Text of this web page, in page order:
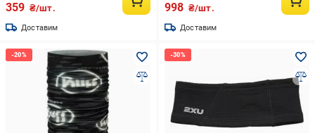
359 ₴/шт.
Доставим
998 ₴/шт.
Доставим